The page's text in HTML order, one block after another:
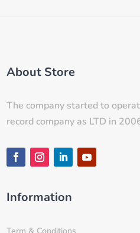
About Store
The company started to
record company as LTD in
Information
Term & Conditions